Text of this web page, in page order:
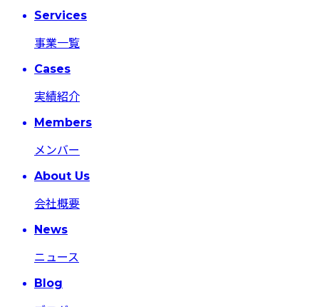
Services
事業一覧
Cases
実績紹介
Members
メンバー
About Us
会社概要
News
ニュース
Blog